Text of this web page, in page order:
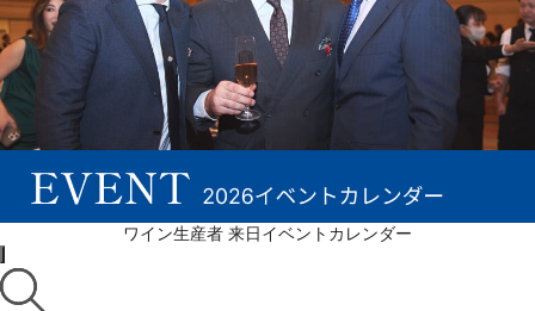
続きを表示 ▼
ワイン生産者 来日イベントカレンダー